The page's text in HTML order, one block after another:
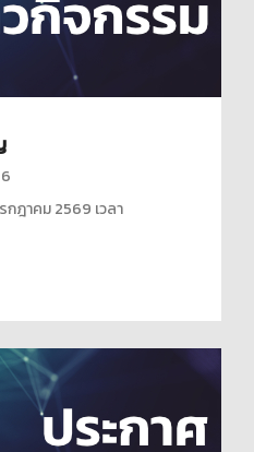
กฎาคม 2569 เวลา